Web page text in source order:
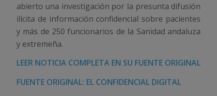
abierto una investigación por la presunta difusión
ilícita de información confidencial sobre pacientes
y más de 250 funcionarios de la Sanidad andaluza
y extremeña.
LEER NOTICIA COMPLETA EN SU FUENTE ORIGINAL
FUENTE ORIGINAL: EL CONFIDENCIAL DIGITAL